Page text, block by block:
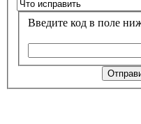
Введите код в поле